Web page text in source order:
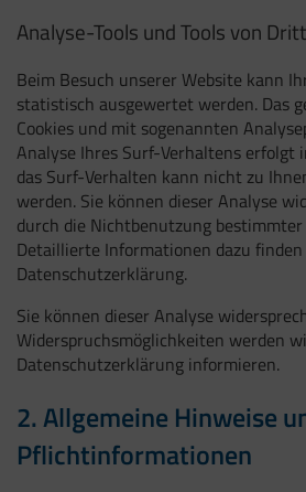
Analyse-Tools und Tools von
Beim Besuch unserer Website kann
statistisch ausgewertet werden. Das
Cookies und mit sogenannten
Analyse Ihres Surf-Verhaltens erfolgt
das Surf-Verhalten kann nicht zu
werden. Sie können dieser Analyse
durch die Nichtbenutzung
Detaillierte Informationen dazu
Datenschutzerklärung.
Sie können dieser Analyse
Widerspruchsmöglichkeiten werden
Datenschutzerklärung informieren.
2. Allgemeine Hinweise
Pflichtinformationen